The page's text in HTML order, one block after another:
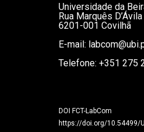
Universidade da
Rua Marquês
6201-001 Covilhã
E-mail:
Telefone: +351 275
DOI FCT-LabCom
https://doi.org/10.54499/